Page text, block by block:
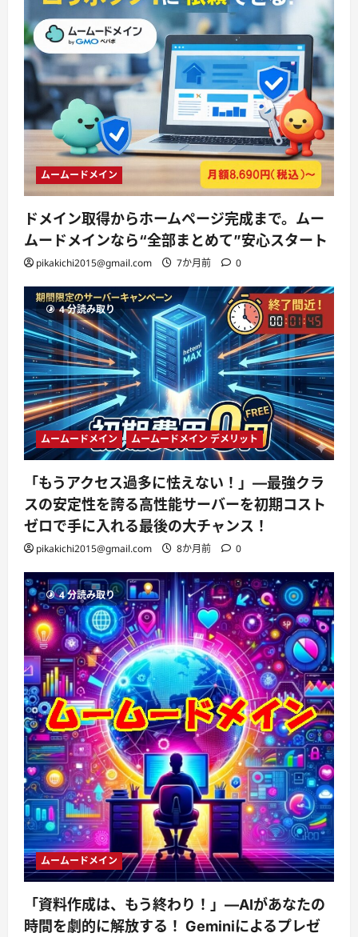
ムームードメイン
ドメイン取得からホームページ完成まで。ムー
ムードメインなら“全部まとめて”安心スタート
pikakichi2015@gmail.com 7か月前 0
4 分読み取り
ムームードメイン ムームードメイン デメリット
「もうアクセス過多に怯えない！」—最強クラ
スの安定性を誇る高性能サーバーを初期コスト
ゼロで手に入れる最後の大チャンス！
pikakichi2015@gmail.com 8か月前 0
4 分読み取り
ムームードメイン
「資料作成は、もう終わり！」—AIがあなたの
時間を劇的に解放する！ Geminiによるプレゼ